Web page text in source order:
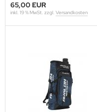
65,00 EUR
inkl. 19 % MwSt. zzgl. Versandkosten